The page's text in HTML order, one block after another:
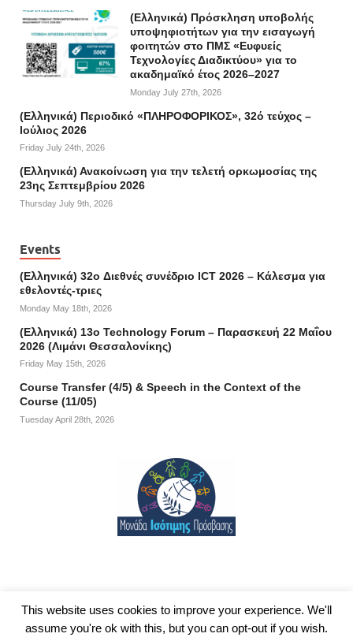
(Ελληνικά) Πρόσκληση υποβολής
υποψηφιοτήτων για την εισαγωγή
φοιτητών στο ΠΜΣ «Ευφυείς
Τεχνολογίες Διαδικτύου» για το
ακαδημαϊκό έτος 2026–2027
Monday July 27th, 2026
(Ελληνικά) Περιοδικό «ΠΛΗΡΟΦΟΡΙΚΟΣ», 32ό τεύχος –
Ιούλιος 2026
Friday July 24th, 2026
(Ελληνικά) Ανακοίνωση για την τελετή ορκωμοσίας της
23ης Σεπτεμβρίου 2026
Thursday July 9th, 2026
Events
(Ελληνικά) 32o Διεθνές συνέδριο ICT 2026 – Κάλεσμα για
εθελοντές-τριες
Monday May 18th, 2026
(Ελληνικά) 13ο Technology Forum – Παρασκευή 22 Μαΐου
2026 (Λιμάνι Θεσσαλονίκης)
Friday May 15th, 2026
Course Transfer (4/5) & Speech in the Context of the
Course (11/05)
Tuesday April 28th, 2026
This website uses cookies to improve your experience. We'll
assume you're ok with this, but you can opt-out if you wish.